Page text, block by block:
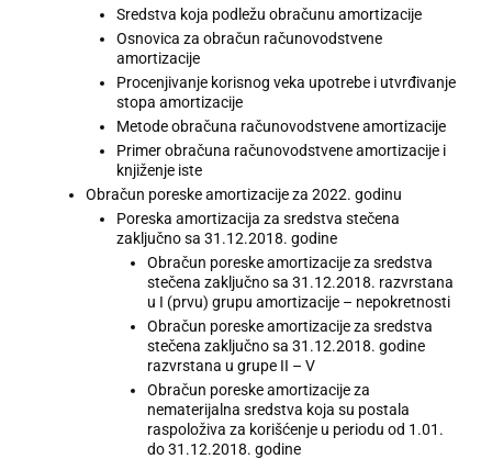
Sredstva koja podležu obračunu amortizacije
Osnovica za obračun računovodstvene
amortizacije
Procenjivanje korisnog veka upotrebe i utvrđivanje
stopa amortizacije
Metode obračuna računovodstvene amortizacije
Primer obračuna računovodstvene amortizacije i
knjiženje iste
Obračun poreske amortizacije za 2022. godinu
Poreska amortizacija za sredstva stečena
zaključno sa 31.12.2018. godine
Obračun poreske amortizacije za sredstva
stečena zaključno sa 31.12.2018. razvrstana
u I (prvu) grupu amortizacije – nepokretnosti
Obračun poreske amortizacije za sredstva
stečena zaključno sa 31.12.2018. godine
razvrstana u grupe II – V
Obračun poreske amortizacije za
nematerijalna sredstva koja su postala
raspoloživa za korišćenje u periodu od 1.01.
do 31.12.2018. godine